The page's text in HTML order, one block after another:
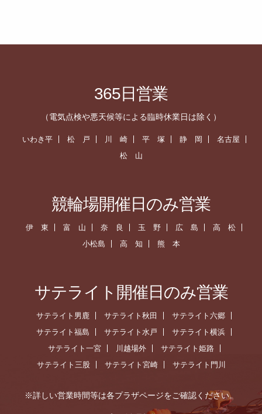
365日営業
（電気点検や悪天候等による臨時休業日は除く）
いわき平 松 戸 川 崎 平 塚 静 岡
名古屋
松 山
競輪場開催日のみ営業
伊 東 富 山 奈 良 玉 野 広 島
高 松
小松島
高 知 熊 本
サテライト開催日のみ営業
サテライト男鹿 サテライト秋田
サテライト六郷
サテライト福島
サテライト水戸
サテライト横浜
サテライト一宮
川越場外
サテライト姫路
サテライト三股
サテライト宮崎 サテライト門川
※詳しい営業時間等は各プラザページをご確認ください。